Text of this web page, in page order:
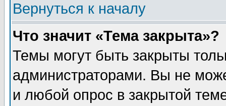
Вернуться к началу
Что значит «Тема закрыта»?
Темы могут быть закрыты
администраторами. Вы не
и любой опрос в закрытой